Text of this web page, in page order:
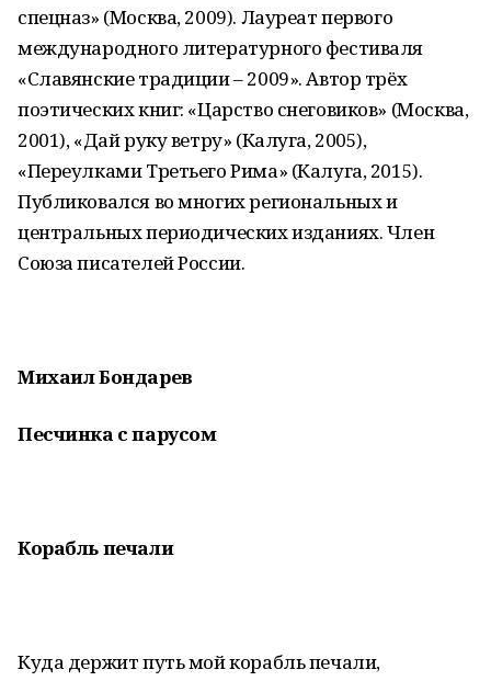
спецназ» (Москва, 2009). Лауреат первого
международного литературного фестиваля
«Славянские традиции – 2009». Автор трёх
поэтических книг: «Царство снеговиков» (Москва,
2001), «Дай руку ветру» (Калуга, 2005),
«Переулками Третьего Рима» (Калуга, 2015).
Публиковался во многих региональных и
центральных периодических изданиях. Член
Союза писателей России.
Михаил Бондарев
Песчинка с парусом
Корабль печали
Куда держит путь мой корабль печали,